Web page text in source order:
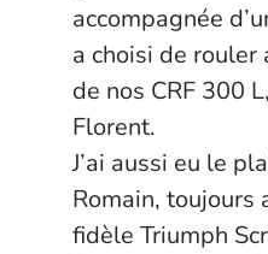
accompagnée
a choisi de rouler
de nos CRF 300
Florent.
J’ai aussi eu le
Romain, toujours
fidèle Triumph